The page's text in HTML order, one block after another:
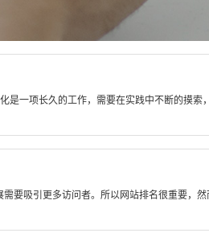
是一项长久的工作，需要在实践中不断的摸
要吸引更多访问者。所以网站排名很重要，